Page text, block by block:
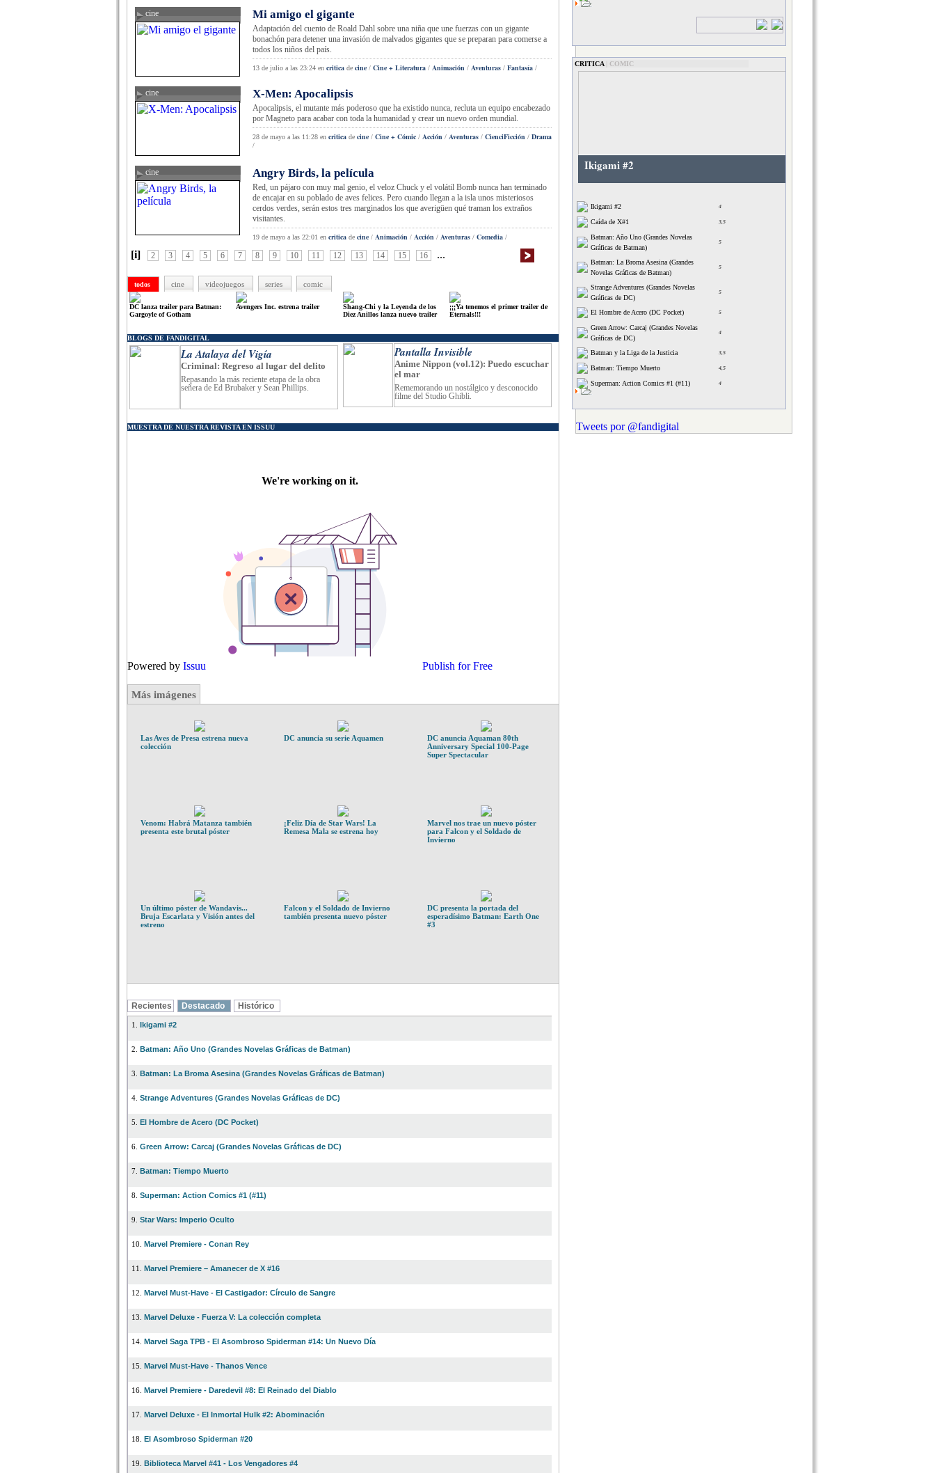
cine Mi amigo el gigante
Adaptación del cuento de Roald Dahl sobre una niña que une fuerzas con un gigante
bonachón para detener una invasión de malvados gigantes que se preparan para comerse a
todos los niños del país.
13 de julio a las 23:24 en critica de cine / Cine + Literatura / Animación / Aventuras / Fantasía /
cine X-Men: Apocalipsis
Apocalipsis, el mutante más poderoso que ha existido nunca, recluta un equipo encabezado
por Magneto para acabar con toda la humanidad y crear un nuevo orden mundial.
28 de mayo a las 11:28 en critica de cine / Cine + Cómic / Acción / Aventuras / CienciFicción / Drama
/
cine Angry Birds, la película
Red, un pájaro con muy mal genio, el veloz Chuck y el volátil Bomb nunca han terminado
de encajar en su poblado de aves felices. Pero cuando llegan a la isla unos misteriosos
cerdos verdes, serán estos tres marginados los que averigüen qué traman los extraños
visitantes.
19 de mayo a las 22:01 en critica de cine / Animación / Acción / Aventuras / Comedia /
[i] 2 3 4 5 6 7 8 9 10 11 12 13 14 15 16 ...
todos cine videojuegos series comic
DC lanza trailer para Batman:
Gargoyle of Gotham
Avengers Inc. estrena trailer
Shang-Chi y la Leyenda de los
Diez Anillos lanza nuevo trailer
¡¡¡Ya tenemos el primer trailer de
Eternals!!!
BLOGS DE FANDIGITAL
La Atalaya del Vigía
Criminal: Regreso al lugar del delito
Repasando la más reciente etapa de la obra
señera de Ed Brubaker y Sean Phillips.
Pantalla Invisible
Anime Nippon (vol.12): Puedo escuchar
el mar
Rememorando un nostálgico y desconocido
filme del Studio Ghibli.
MUESTRA DE NUESTRA REVISTA EN ISSUU
Powered by Issuu Publish for Free
Más imágenes
Las Aves de Presa estrena nueva
colección
DC anuncia su serie Aquamen
DC anuncia Aquaman 80th
Anniversary Special 100-Page
Super Spectacular
Venom: Habrá Matanza también
presenta este brutal póster
¡Feliz Día de Star Wars! La
Remesa Mala se estrena hoy
Marvel nos trae un nuevo póster
para Falcon y el Soldado de
Invierno
Un último póster de Wandavis...
Bruja Escarlata y Visión antes del
estreno
Falcon y el Soldado de Invierno
también presenta nuevo póster
DC presenta la portada del
esperadísimo Batman: Earth One
#3
Recientes Destacado Histórico
1. Ikigami #2
2. Batman: Año Uno (Grandes Novelas Gráficas de Batman)
3. Batman: La Broma Asesina (Grandes Novelas Gráficas de Batman)
4. Strange Adventures (Grandes Novelas Gráficas de DC)
5. El Hombre de Acero (DC Pocket)
6. Green Arrow: Carcaj (Grandes Novelas Gráficas de DC)
7. Batman: Tiempo Muerto
8. Superman: Action Comics #1 (#11)
9. Star Wars: Imperio Oculto
10. Marvel Premiere - Conan Rey
11. Marvel Premiere – Amanecer de X #16
12. Marvel Must-Have - El Castigador: Círculo de Sangre
13. Marvel Deluxe - Fuerza V: La colección completa
14. Marvel Saga TPB - El Asombroso Spiderman #14: Un Nuevo Día
15. Marvel Must-Have - Thanos Vence
16. Marvel Premiere - Daredevil #8: El Reinado del Diablo
17. Marvel Deluxe - El Inmortal Hulk #2: Abominación
18. El Asombroso Spiderman #20
19. Biblioteca Marvel #41 - Los Vengadores #4
CRITICA COMIC
Ikigami #2
Ikigami #2 4
Caída de X#1 3,5
Batman: Año Uno (Grandes Novelas
Gráficas de Batman)
5
Batman: La Broma Asesina (Grandes
Novelas Gráficas de Batman)
5
Strange Adventures (Grandes Novelas
Gráficas de DC)
5
El Hombre de Acero (DC Pocket) 5
Green Arrow: Carcaj (Grandes Novelas
Gráficas de DC)
4
Batman y la Liga de la Justicia 3,5
Batman: Tiempo Muerto 4,5
Superman: Action Comics #1 (#11) 4
Tweets por @fandigital